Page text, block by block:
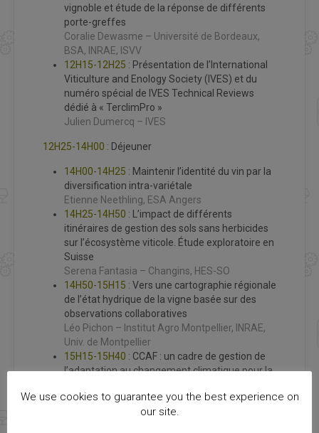
vignoble et étude de la réponse de différents
porte-greffes
Coralie Dewasme – Université de Bordeaux,
BSA, INRAE, ISVV
12H15-12H25 : Présentation de l’International
Viticulture and Enology Society (IVES) et du
numéro spécial de IVES Technical Reviews
dédié à « TerclimPro »
Julien Dumercq – IVES
12H25-14H00 : Déjeuner
14H00-14H25 : Maintenir l’identité du vin par la
diversification intra-variétale
Etienne Neethling, ESA Angers
14H25-14H50 : L’impact de différents
itinéraires de gestion des sols sans herbicides
sur l’écosystème viticole. Étude exploratoire en
Suisse
Serena Fantasia – Changins, HES-SO
14H50-15H15 : Vers une cartographie régionale
de l’état hydrique de la vigne basée sur des
observations collaboratives
Léo Pichon – Institut Agro Montpellier, INRAE,
Univ. de Montpellier
15H15-15H40 : CCAF : un cadre de gestion de
l’adaptation au changement climatique pour la
Antonio Graça, Sogrape Vinhos
We use cookies to guarantee you the best experience on
our site.